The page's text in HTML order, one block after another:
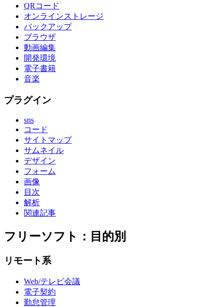
QRコード
オンラインストレージ
バックアップ
ブラウザ
動画編集
開発環境
電子書籍
音楽
プラグイン
sns
コード
サイトマップ
サムネイル
デザイン
フォーム
画像
目次
解析
関連記事
フリーソフト：目的別
リモート系
Web/テレビ会議
電子契約
勤怠管理